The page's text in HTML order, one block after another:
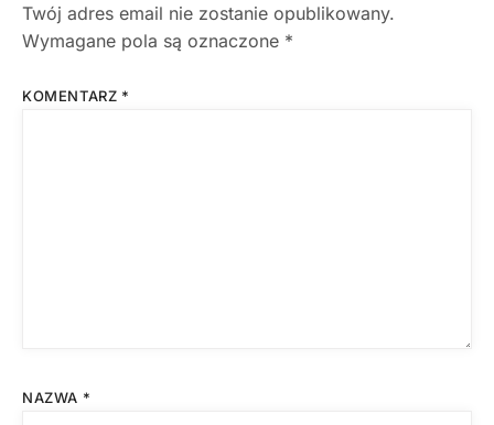
Twój adres email nie zostanie opublikowany.
Wymagane pola są oznaczone *
KOMENTARZ *
NAZWA *